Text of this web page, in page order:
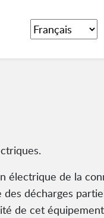
électrique de la
décharges
de cet